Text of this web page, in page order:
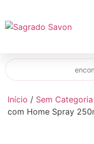
Início / Sem Categoria
com Home Spray